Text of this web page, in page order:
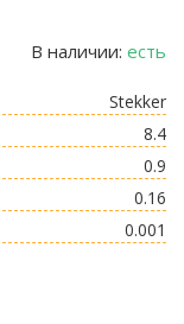
В наличии: есть
Stekker
8.4
0.9
0.16
0.001